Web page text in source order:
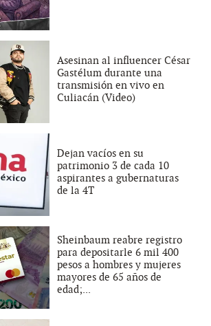
Asesinan al influencer César
Gastélum durante una
transmisión en vivo en
Culiacán (Video)
Dejan vacíos en su
patrimonio 3 de cada 10
aspirantes a gubernaturas
de la 4T
Sheinbaum reabre registro
para depositarle 6 mil 400
pesos a hombres y mujeres
mayores de 65 años de
edad;...